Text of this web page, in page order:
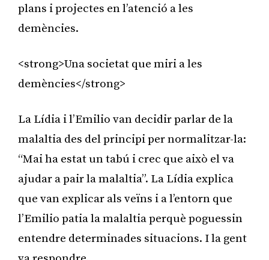
plans i projectes en l’atenció a les
demències.
<strong>Una societat que miri a les
demències</strong>
La Lídia i l’Emilio van decidir parlar de la
malaltia des del principi per normalitzar-la:
“Mai ha estat un tabú i crec que això el va
ajudar a pair la malaltia”. La Lídia explica
que van explicar als veïns i a l’entorn que
l’Emilio patia la malaltia perquè poguessin
entendre determinades situacions. I la gent